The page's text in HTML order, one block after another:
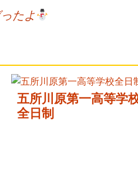
たよ
五所川原第一高等学
全日制